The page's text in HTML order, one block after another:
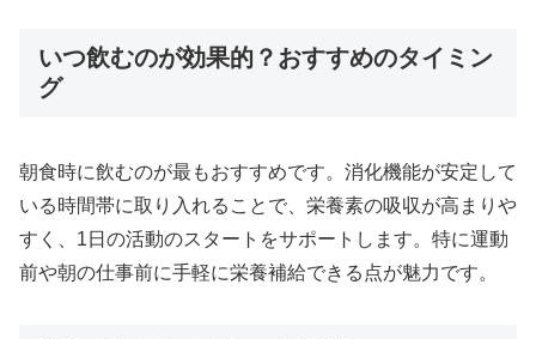
いつ飲むのが効果的？おすすめのタイミン
グ
朝食時に飲むのが最もおすすめです。消化機能が安定して
いる時間帯に取り入れることで、栄養素の吸収が高まりや
すく、1日の活動のスタートをサポートします。特に運動
前や朝の仕事前に手軽に栄養補給できる点が魅力です。